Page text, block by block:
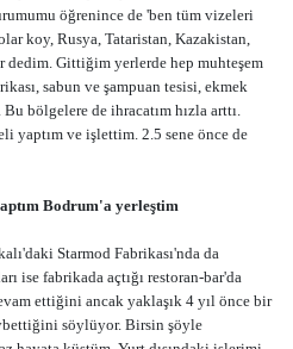
öğrenince de 'ben tüm vizeleri
koy, Rusya, Tataristan, Kazakistan,
dedim. Gittiğim yerlerde hep muhteşem
sabun ve şampuan tesisi, ekmek
bölgelere de ihracatım hızla arttı.
yaptım ve işlettim. 2.5 sene önce de
Bodrum'a yerleştim
Starmod Fabrikası'nda da
ise fabrikada açtığı restoran-bar'da
ettiğini ancak yaklaşık 4 yıl önce bir
söylüyor. Birsin şöyle